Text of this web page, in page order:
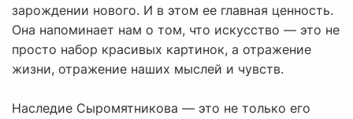
зарождении нового. И в этом ее главная ценность.
Она напоминает нам о том, что искусство — это не
просто набор красивых картинок, а отражение
жизни, отражение наших мыслей и чувств.
Наследие Сыромятникова — это не только его